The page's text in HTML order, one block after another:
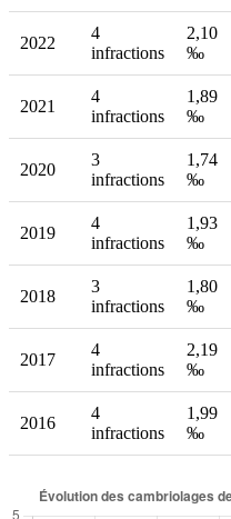
2022
4
infractions
2,10
‰
2021
4
infractions
1,89
‰
2020
3
infractions
1,74
‰
2019
4
infractions
1,93
‰
2018
3
infractions
1,80
‰
2017
4
infractions
2,19
‰
2016
4
infractions
1,99
‰